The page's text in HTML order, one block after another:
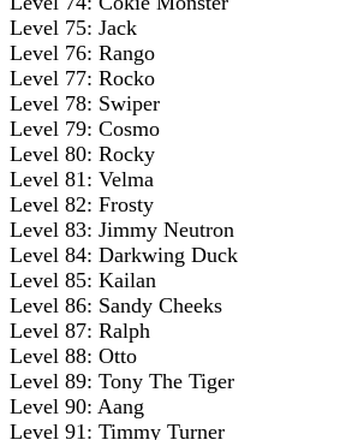
Level 75: Jack
Level 76: Rango
Level 77: Rocko
Level 78: Swiper
Level 79: Cosmo
Level 80: Rocky
Level 81: Velma
Level 82: Frosty
Level 83: Jimmy Neutron
Level 84: Darkwing Duck
Level 85: Kailan
Level 86: Sandy Cheeks
Level 87: Ralph
Level 88: Otto
Level 89: Tony The Tiger
Level 90: Aang
Level 91: Timmy Turner